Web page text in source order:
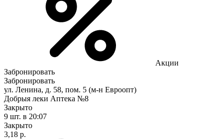
Акции
Забронировать
Забронировать
ул. Ленина, д. 58, пом. 5 (м-н Евроопт)
Добрыя леки Аптека №8
Закрыто
9 шт. в 20:07
Закрыто
3,18 р.